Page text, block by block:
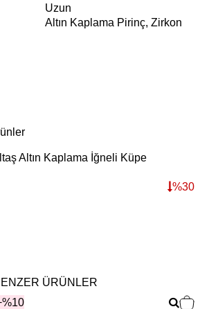
Uzun
Altın Kaplama Pirinç, Zirkon
Altın Kaplama İğneli Küpe
%30
ÜRÜNLER